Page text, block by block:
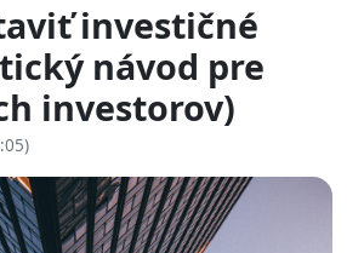
investičné
návod pre
investorov)